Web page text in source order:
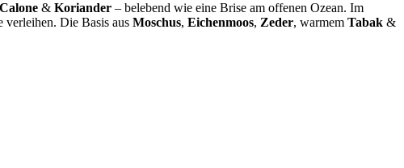
Calone & Koriander – belebend wie eine Brise am offenen Ozean. Im
verleihen. Die Basis aus Moschus, Eichenmoos, Zeder, warmem Tabak &